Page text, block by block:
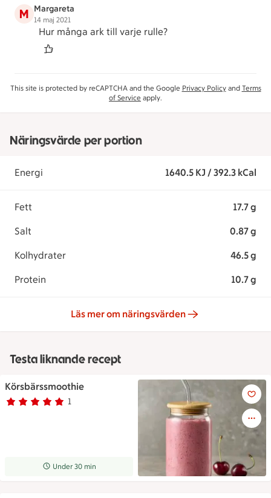
M Margareta
14 maj 2021
Hur många ark till varje rulle?
This site is protected by reCAPTCHA and the Google Privacy Policyand Terms
of Service apply.
Näringsvärde per portion
Energi 1640.5 KJ / 392.3 kCal
Fett 17.7 g
Salt 0.87 g
Kolhydrater 46.5 g
Protein 10.7 g
Läs mer om näringsvärden
Testa liknande recept
Körsbärssmoothie
Betyg 5 av 5.
1
1 personer har röstat
Receptet tar Under 30 min att tillaga
Under 30 min
En smoothie i en burk med